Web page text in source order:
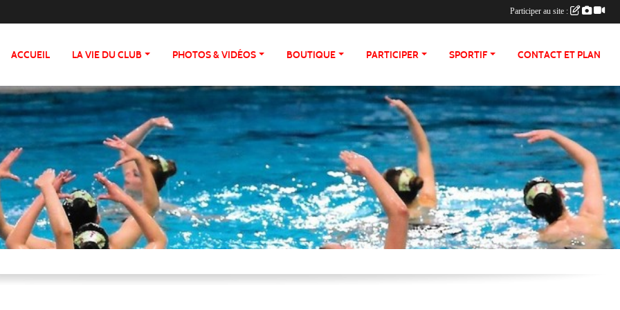
ACCUEIL LA VIE DU CLUB PHOTOS & VIDÉOS BOUTIQUE PARTICIPER SPORTIF CONTACT ET PLAN
Participer au site :